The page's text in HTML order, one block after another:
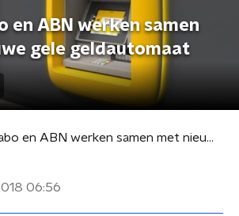
en ABN werken samen
gele geldautomaat
ING, Rabo en ABN werken samen met nieuwe gele geldautomaat
06:56